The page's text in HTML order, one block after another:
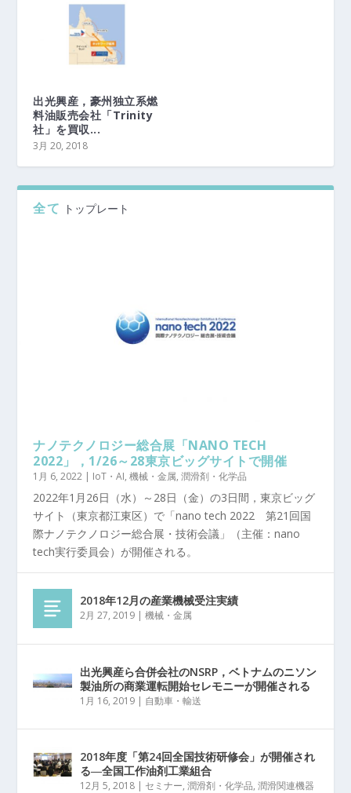
出光興産，豪州独立系燃
料油販売会社「Trinity
社」を買収...
3月 20, 2018
全て トップレート
ナノテクノロジー総合展「NANO TECH
2022」，1/26～28東京ビッグサイトで開催
1月 6, 2022 | IoT・AI,機械・金属,潤滑剤・化学品
2022年1月26日（水）～28日（金）の3日間，東京ビッグ
サイト（東京都江東区）で「nano tech 2022 第21回国
際ナノテクノロジー総合展・技術会議」（主催：nano
tech実行委員会）が開催される。
2018年12月の産業機械受注実績
2月 27, 2019 |機械・金属
出光興産ら合併会社のNSRP，ベトナムのニソン
製油所の商業運転開始セレモニーが開催される
1月 16, 2019 | 自動車・輸送
2018年度「第24回全国技術研修会」が開催され
る―全国工作油剤工業組合
12月 5, 2018 | セミナー,潤滑剤・化学品,潤滑関連機器